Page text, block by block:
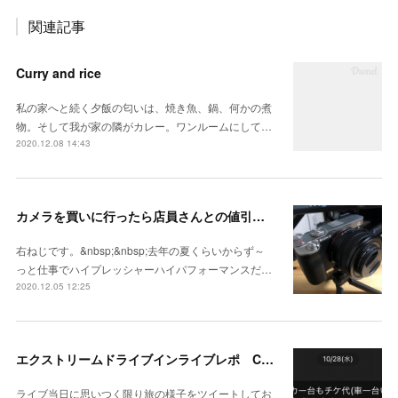
関連記事
Curry and rice
私の家へと続く夕飯の匂いは、焼き魚、鍋、何かの煮
物。そして我が家の隣がカレー。ワンルームにして…
2020.12.08 14:43
カメラを買いに行ったら店員さんとの値引きタイトルマッチが始まった SONY α7C + SEL35F18F
右ねじです。&nbsp;&nbsp;去年の夏くらいからず～
っと仕事でハイプレッシャーハイパフォーマンスだ…
2020.12.05 12:25
エクストリームドライブインライブレポ C&K移動式遊園地～ぼくらはどこへでも行ける～ "続 種まき編" in 栃木
ライブ当日に思いつく限り旅の様子をツイートしてお